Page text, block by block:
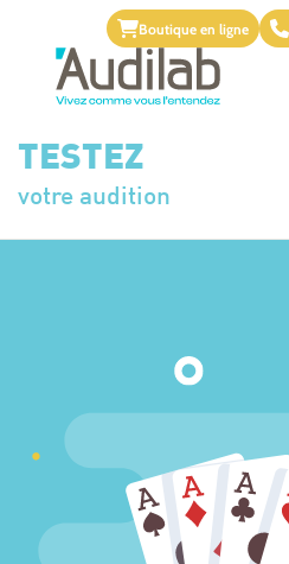
Boutique en ligne
TESTEZ
votre audition